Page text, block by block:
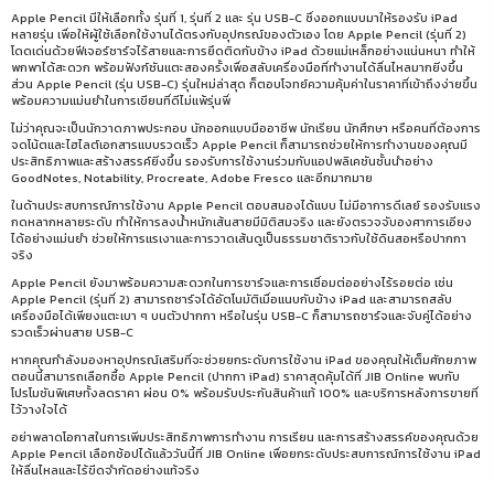
Apple Pencil มีให้เลือกทั้ง รุ่นที่ 1, รุ่นที่ 2 และ รุ่น USB-C ซึ่งออกแบบมาให้รองรับ iPad
หลายรุ่น เพื่อให้ผู้ใช้เลือกใช้งานได้ตรงกับอุปกรณ์ของตัวเอง โดย Apple Pencil (รุ่นที่ 2)
โดดเด่นด้วยฟีเจอร์ชาร์จไร้สายและการยึดติดกับข้าง iPad ด้วยแม่เหล็กอย่างแน่นหนา ทำให้
พกพาได้สะดวก พร้อมฟังก์ชันแตะสองครั้งเพื่อสลับเครื่องมือที่ทำงานได้ลื่นไหลมากยิ่งขึ้น
ส่วน Apple Pencil (รุ่น USB-C) รุ่นใหม่ล่าสุด ก็ตอบโจทย์ความคุ้มค่าในราคาที่เข้าถึงง่ายขึ้น
พร้อมความแม่นยำในการเขียนที่ดีไม่แพ้รุ่นพี่
ไม่ว่าคุณจะเป็นนักวาดภาพประกอบ นักออกแบบมืออาชีพ นักเรียน นักศึกษา หรือคนที่ต้องการ
จดโน้ตและไฮไลต์เอกสารแบบรวดเร็ว Apple Pencil ก็สามารถช่วยให้การทำงานของคุณมี
ประสิทธิภาพและสร้างสรรค์ยิ่งขึ้น รองรับการใช้งานร่วมกับแอปพลิเคชันชั้นนำอย่าง
GoodNotes, Notability, Procreate, Adobe Fresco และอีกมากมาย
ในด้านประสบการณ์การใช้งาน Apple Pencil ตอบสนองได้แบบ ไม่มีอาการดีเลย์ รองรับแรง
กดหลากหลายระดับ ทำให้การลงน้ำหนักเส้นสายมีมิติสมจริง และยังตรวจจับองศาการเอียง
ได้อย่างแม่นยำ ช่วยให้การแรเงาและการวาดเส้นดูเป็นธรรมชาติราวกับใช้ดินสอหรือปากกา
จริง
Apple Pencil ยังมาพร้อมความสะดวกในการชาร์จและการเชื่อมต่ออย่างไร้รอยต่อ เช่น
Apple Pencil (รุ่นที่ 2) สามารถชาร์จได้อัตโนมัติเมื่อแนบกับข้าง iPad และสามารถสลับ
เครื่องมือได้เพียงแตะเบา ๆ บนตัวปากกา หรือในรุ่น USB-C ก็สามารถชาร์จและจับคู่ได้อย่าง
รวดเร็วผ่านสาย USB-C
หากคุณกำลังมองหาอุปกรณ์เสริมที่จะช่วยยกระดับการใช้งาน iPad ของคุณให้เต็มศักยภาพ
ตอนนี้สามารถเลือกซื้อ Apple Pencil (ปากกา iPad) ราคาสุดคุ้มได้ที่ JIB Online พบกับ
โปรโมชันพิเศษทั้งลดราคา ผ่อน 0% พร้อมรับประกันสินค้าแท้ 100% และบริการหลังการขายที่
ไว้วางใจได้
อย่าพลาดโอกาสในการเพิ่มประสิทธิภาพการทำงาน การเรียน และการสร้างสรรค์ของคุณด้วย
Apple Pencil เลือกช้อปได้แล้ววันนี้ที่ JIB Online เพื่อยกระดับประสบการณ์การใช้งาน iPad
ให้ลื่นไหลและไร้ขีดจำกัดอย่างแท้จริง